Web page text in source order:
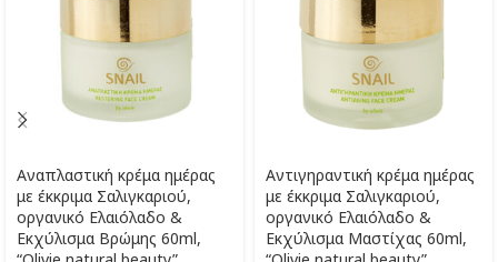
Αναπλαστική κρέμα ημέρας
με έκκριμα Σαλιγκαριού,
οργανικό Ελαιόλαδο &
Εκχύλισμα Βρώμης 60ml,
Αντιγηραντική κρέμα ημέρας
με έκκριμα Σαλιγκαριού,
οργανικό Ελαιόλαδο &
Εκχύλισμα Μαστίχας 60ml,